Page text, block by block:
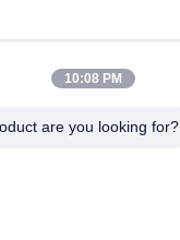
10:08 PM
are you looking for?